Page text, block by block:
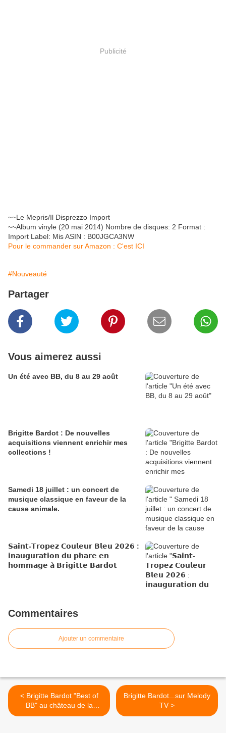
Publicité
~~Le Mepris/Il Disprezzo Import
~~Album vinyle (20 mai 2014) Nombre de disques: 2 Format :
Import Label: Mis ASIN : B00JGCA3NW
Pour le commander sur Amazon : C'est ICI
#Nouveauté
Partager
Vous aimerez aussi
Un été avec BB, du 8 au 29 août
Brigitte Bardot : De nouvelles
acquisitions viennent enrichir mes
collections !
Samedi 18 juillet : un concert de
musique classique en faveur de la
cause animale.
𝗦𝗮𝗶𝗻𝘁-𝗧𝗿𝗼𝗽𝗲𝘇 𝗖𝗼𝘂𝗹𝗲𝘂𝗿 𝗕𝗹𝗲𝘂 𝟮𝟬𝟮𝟲 :
𝗶𝗻𝗮𝘂𝗴𝘂𝗿𝗮𝘁𝗶𝗼𝗻 𝗱𝘂 𝗽𝗵𝗮𝗿𝗲 𝗲𝗻
𝗵𝗼𝗺𝗺𝗮𝗴𝗲 𝗮̀ 𝗕𝗿𝗶𝗴𝗶𝘁𝘁𝗲 𝗕𝗮𝗿𝗱𝗼𝘁
Commentaires
Ajouter un commentaire
< Brigitte Bardot "Best of
BB" au château de la
Messardière, les sites
Brigitte Bardot...sur Melody
TV >